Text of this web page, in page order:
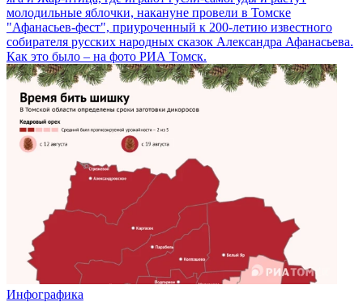
молодильные яблочки, накануне провели в Томске
"Афанасьев-фест", приуроченный к 200-летию известного
собирателя русских народных сказок Александра Афанасьева.
Как это было – на фото РИА Томск.
Инфографика